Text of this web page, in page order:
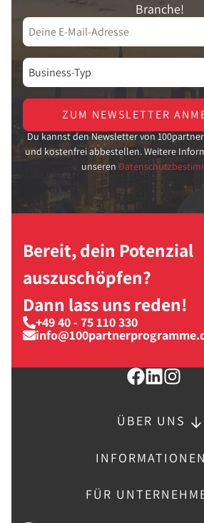
Branche!
ZUM NEWSLETTER
Du kannst den Newsletter von
und kostenfrei abbestellen. Weitere
unseren
Bereit, dein Potenzial
auszuschöpfen?
Dann lass uns reden!
+49 40 - 75 110 330
ÜBER UNS
INFORMATIONEN
FÜR